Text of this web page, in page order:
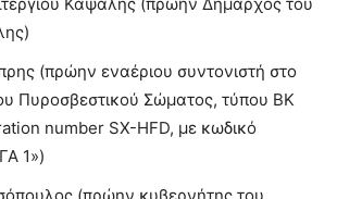
(πρώην εναέριου συντονιστή στο
Πυροσβεστικού Σώματος, τύπου ΒΚ
number SX-HFD, με κωδικό
1»)